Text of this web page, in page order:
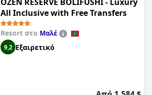
All Inclusive with Free Transfers
Resort στο Μαλέ
9,2 Εξαιρετικό